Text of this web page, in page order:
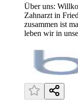
Über uns:
Zahnarzt in
zusammen ist
leben wir in